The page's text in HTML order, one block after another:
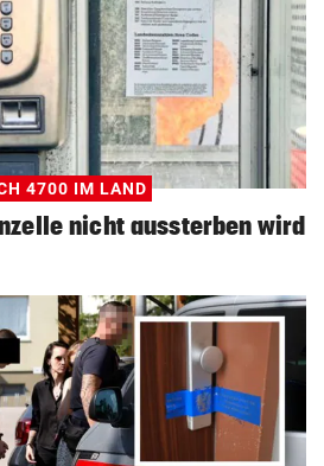
4700 IM LAND
nicht aussterben wird